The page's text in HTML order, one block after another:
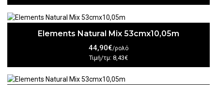
Elements Natural Mix 53cmx10,05m
44,90€/ρολό
Τιμή/τμ: 8,43€